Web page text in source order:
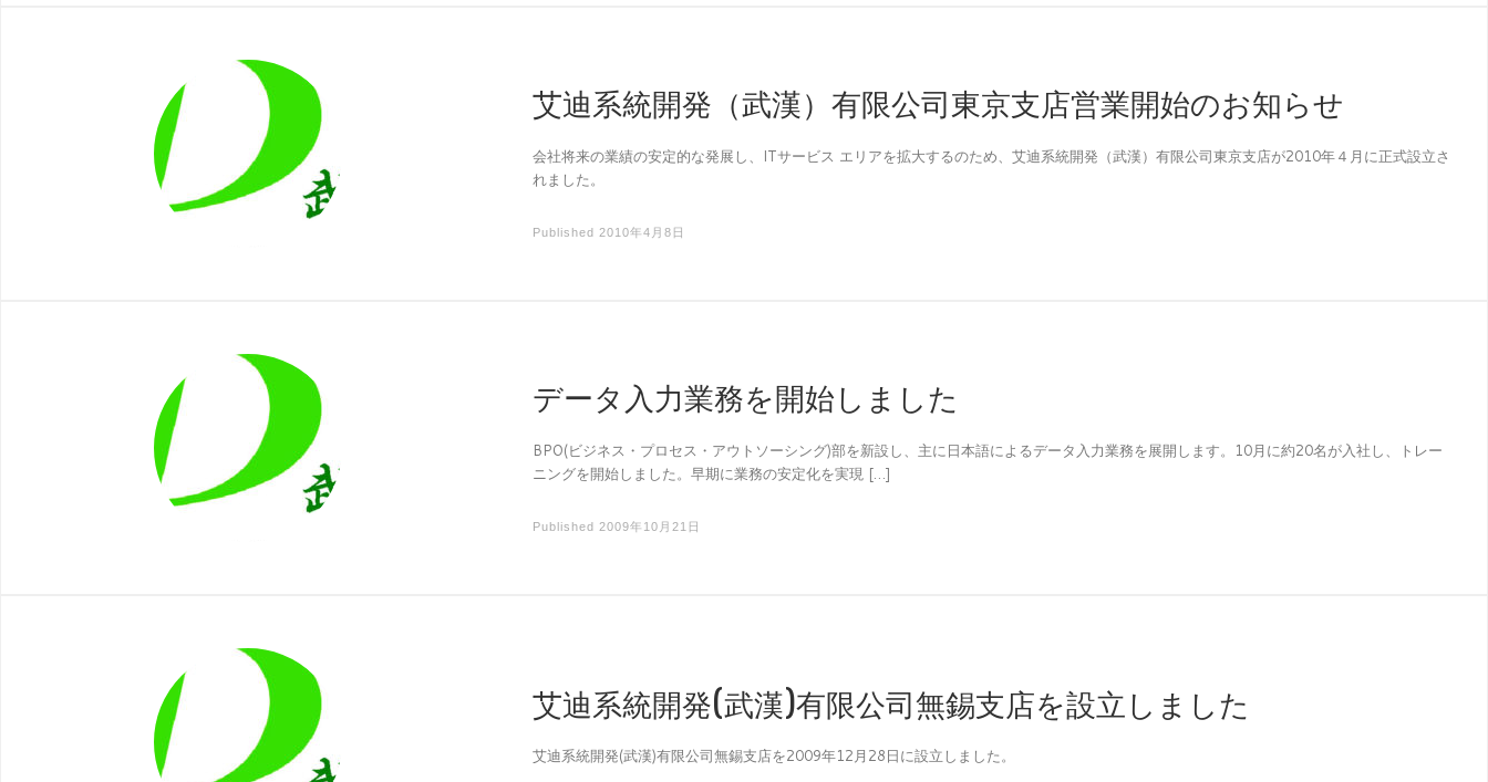
艾迪系統開発（武漢）有限公司東京支店営業開始のお知らせ
会社将来の業績の安定的な発展し、ITサービス エリアを拡大するのため、艾迪系統開発（武漢）有限公司東京支店が2010年４月に正式設立さ
れました。
Published 2010年4月8日
データ入力業務を開始しました
BPO(ビジネス・プロセス・アウトソーシング)部を新設し、主に日本語によるデータ入力業務を展開します。10月に約20名が入社し、トレー
ニングを開始しました。早期に業務の安定化を実現 […]
Published 2009年10月21日
艾迪系統開発(武漢)有限公司無錫支店を設立しました
艾迪系統開発(武漢)有限公司無錫支店を2009年12月28日に設立しました。